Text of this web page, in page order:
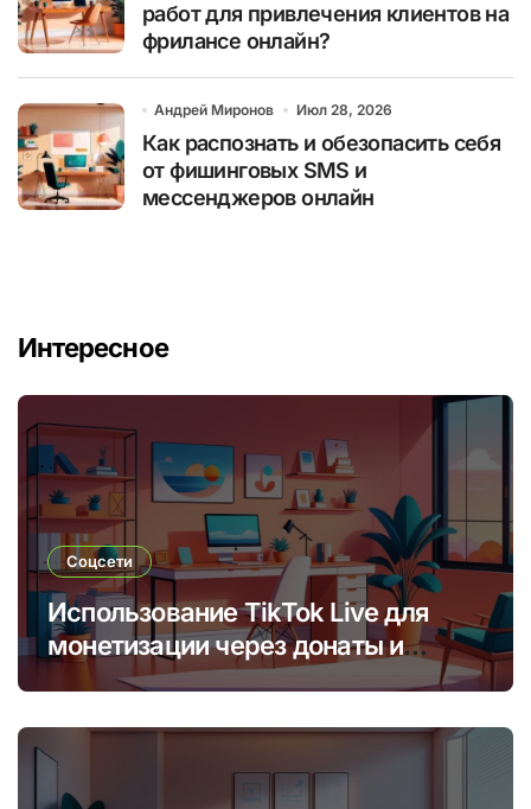
работ для привлечения клиентов на
фрилансе онлайн?
Андрей Миронов Июл 28, 2026
Как распознать и обезопасить себя
от фишинговых SMS и
мессенджеров онлайн
Интересное
Соцсети
Использование TikTok Live для
монетизации через донаты и
платные подписки